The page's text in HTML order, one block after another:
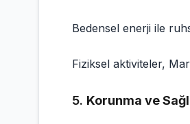
Bedensel enerji ile
Fiziksel aktiviteler,
5. Korunma ve